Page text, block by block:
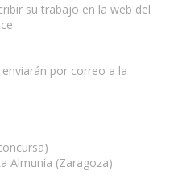
su trabajo en la web del
por correo a la
Almunia (Zaragoza)